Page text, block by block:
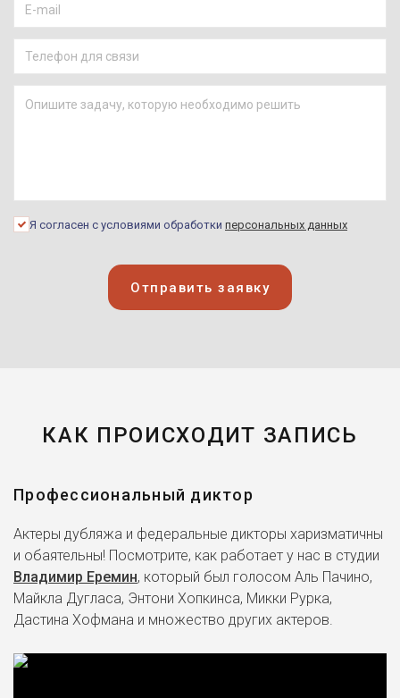
Я согласен с условиями обработки персональных данных
Отправить заявку
КАК ПРОИСХОДИТ ЗАПИСЬ
Профессиональный диктор
Актеры дубляжа и федеральные дикторы харизматичны
и обаятельны! Посмотрите, как работает у нас в студии
Владимир Еремин, который был голосом Аль Пачино,
Майкла Дугласа, Энтони Хопкинса, Микки Рурка,
Дастина Хофмана и множество других актеров.